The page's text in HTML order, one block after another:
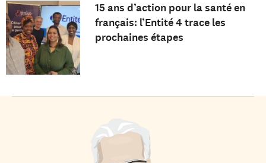
15 ans d’action pour la santé en
français: l’Entité 4 trace les
prochaines étapes